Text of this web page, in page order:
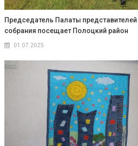
Председатель Палаты
собрания посещает Полоцкий район
01.07.2025